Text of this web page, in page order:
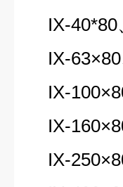
IX-40*80
IX-63×80
IX-
IX-
IX-